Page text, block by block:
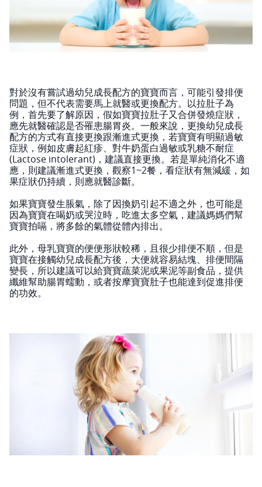
對於沒有嘗試過幼兒成長配方的寶寶而言，可能引發排便
問題，但不代表需要馬上就醫或更換配方。以拉肚子為
例，首先要了解原因，假如寶寶拉肚子又合併發燒症狀，
應先就醫確認是否罹患腸胃炎。一般來說，更換幼兒成長
配方的方式有直接更換跟漸進式更換，若寶寶有明顯過敏
症狀，例如皮膚起紅疹、對牛奶蛋白過敏或乳糖不耐症
(Lactose intolerant)，建議直接更換。若是單純消化不適
應，則建議漸進式更換，觀察1~2餐，看症狀有無減緩，如
果症狀仍持續，則應就醫診斷。
如果寶寶發生脹氣，除了因換奶引起不適之外，也可能是
因為寶寶在喝奶或哭泣時，吃進太多空氣，建議媽媽們幫
寶寶拍嗝，將多餘的氣體從體內排出。
此外，母乳寶寶的便便形狀較稀，且很少排便不順，但是
寶寶在接觸幼兒成長配方後，大便就容易結塊、排便間隔
變長，所以建議可以給寶寶蔬菜泥或果泥等副食品，提供
纖維幫助腸胃蠕動，或者按摩寶寶肚子也能達到促進排便
的功效。